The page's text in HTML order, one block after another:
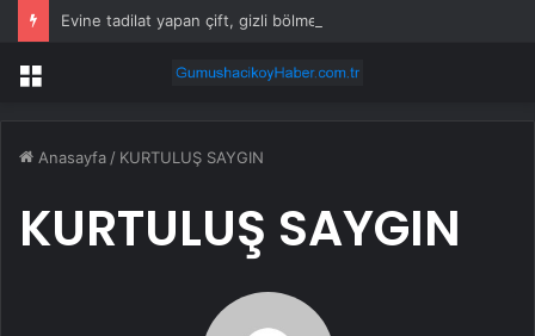
Menü
Anasayfa / KURTULUŞ SAYGIN
KURTULUŞ SAYGIN